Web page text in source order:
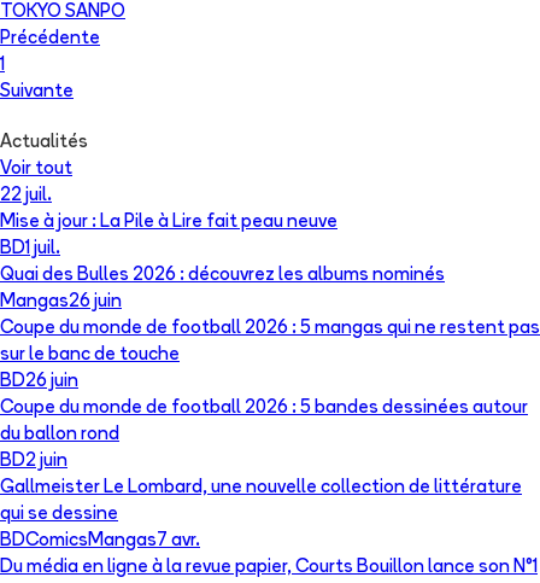
TOKYO SANPO
Précédente
1
Suivante
Actualités
Voir tout
22 juil.
Mise à jour : La Pile à Lire fait peau neuve
BD1 juil.
Quai des Bulles 2026 : découvrez les albums nominés
Mangas26 juin
Coupe du monde de football 2026 : 5 mangas qui ne restent pas
sur le banc de touche
BD26 juin
Coupe du monde de football 2026 : 5 bandes dessinées autour
du ballon rond
BD2 juin
Gallmeister Le Lombard, une nouvelle collection de littérature
qui se dessine
BDComics Mangas 7 avr.
Du média en ligne à la revue papier, Courts Bouillon lance son N°1